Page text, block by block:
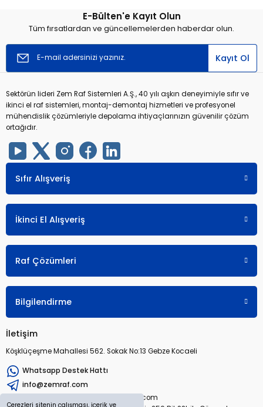
Çerezleri sitenin çalışması, içerik ve
E-Bülten'e Kayıt Olun
Tüm fırsatlardan ve güncellemelerden haberdar olun.
Kayıt Ol
Sektörün lideri Zem Raf Sistemleri A.Ş., 40 yılı aşkın deneyimiyle sıfır ve
ikinci el raf sistemleri, montaj-demontaj hizmetleri ve profesyonel
mühendislik çözümleriyle depolama ihtiyaçlarınızın güvenilir çözüm
ortağıdır.
Sıfır Alışveriş
İkinci El Alışveriş
Raf Çözümleri
Bilgilendirme
İletişim
Köşklüçeşme Mahallesi 562. Sokak No:13 Gebze Kocaeli
Whatsapp Destek Hattı
info@zemraf.com
Copyright 2026 © zemraf.com